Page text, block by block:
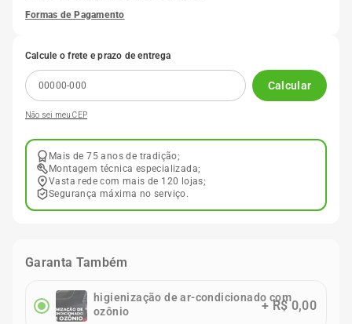
Formas de Pagamento
Calcule o frete e prazo de entrega
Calcular
Não sei meu CEP
Mais de 75 anos de tradição;
Montagem técnica especializada;
Vasta rede com mais de 120 lojas;
Segurança máxima no serviço.
Garanta Também
higienização de ar-condicionado com
ozônio
+R$ 0,00
9º 175 65 14
10º 175 70r13